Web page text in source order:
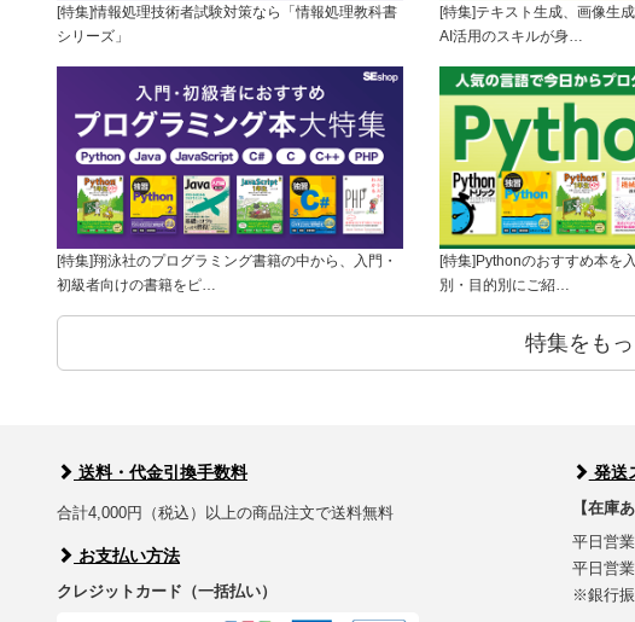
[特集]情報処理技術者試験対策なら「情報処理教科書
シリーズ」
[特集]テキスト生成、画像生
AI活用のスキルが身…
[特集]翔泳社のプログラミング書籍の中から、入門・
初級者向けの書籍をピ…
[特集]Pythonのおすすめ本を
別・目的別にご紹…
特集をも
送料・代金引換手数料
合計4,000円（税込）以上の商品注文で送料無料
お支払い方法
クレジットカード（一括払い）
発送
【在庫
平日営
平日営
※銀行振